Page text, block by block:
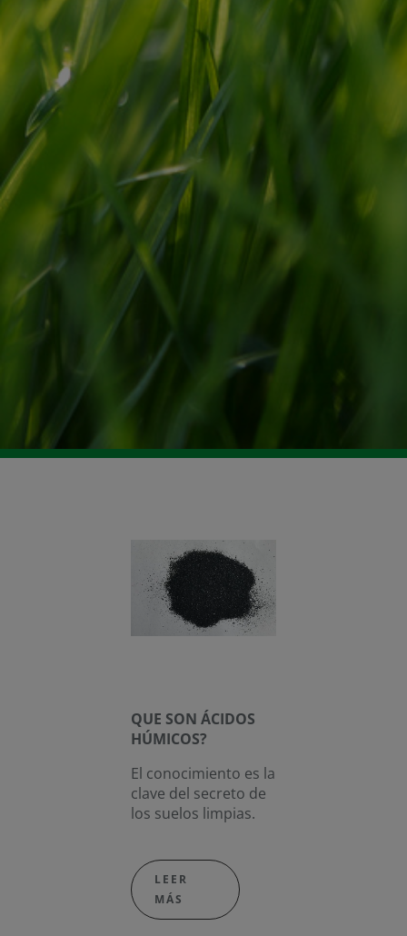
QUE SON ÁCIDOS
HÚMICOS?
El conocimiento es la
clave del secreto de
los suelos limpias.
LEER
MÁS